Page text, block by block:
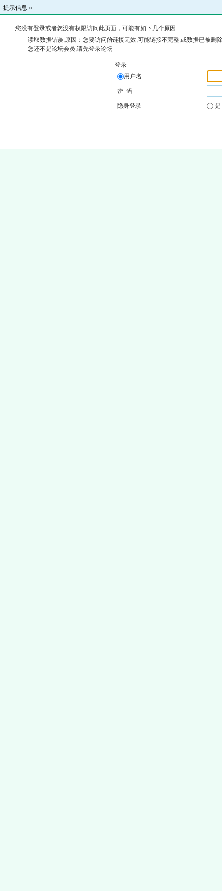
提示信息 »
您没有登录或者您没有权限访问此页面，可能有如下几个原因:
读取数据错误,原因：您要访问的链接无效,可能链接不完整,或数据已被删
您还不是论坛会员,请先登录论坛
登录
用户名
密 码
隐身登录